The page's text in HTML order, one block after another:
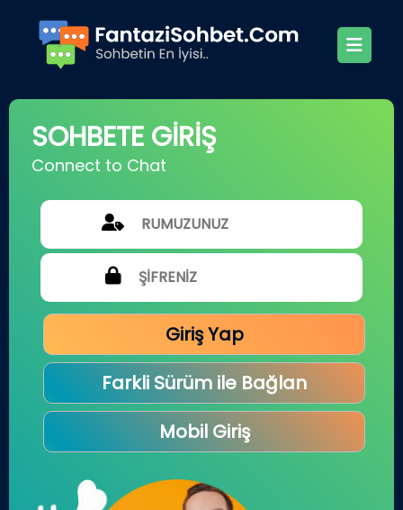
SOHBETE GİRİŞ
Connect to Chat
Giriş Yap
Farkli Sürüm ile Bağlan
Mobil Giriş